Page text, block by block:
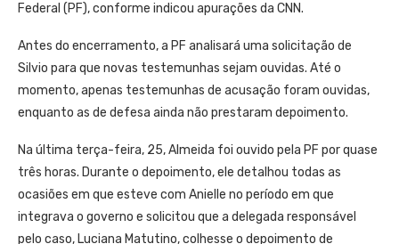
Federal (PF), conforme indicou apurações da CNN.
Antes do encerramento, a PF analisará uma solicitação de
Silvio para que novas testemunhas sejam ouvidas. Até o
momento, apenas testemunhas de acusação foram ouvidas,
enquanto as de defesa ainda não prestaram depoimento.
Na última terça-feira, 25, Almeida foi ouvido pela PF por quase
três horas. Durante o depoimento, ele detalhou todas as
ocasiões em que esteve com Anielle no período em que
integrava o governo e solicitou que a delegada responsável
pelo caso, Luciana Matutino, colhesse o depoimento de